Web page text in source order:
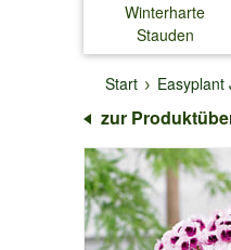
Winterharte
Stauden
↓
Start
Easyplant
zur